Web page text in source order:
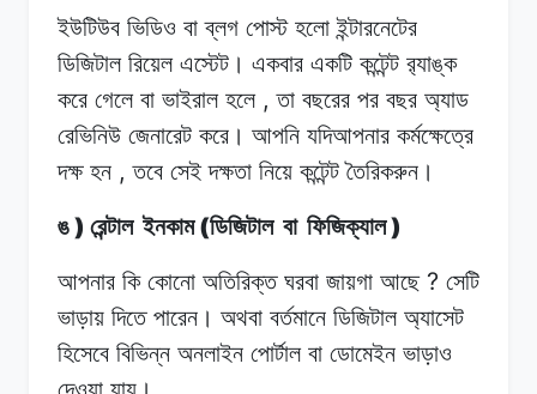
ইউটিউব ভিডিও বা ব্লগ পোস্ট হলো ইন্টারনেটের
ডিজিটাল রিয়েল এস্টেট। একবার একটি কন্টেন্ট র‍্যাঙ্ক
করে গেলে বা ভাইরাল হলে,তা বছরের পর বছর অ্যাড
রেভিনিউ জেনারেট করে। আপনি যদিআপনার কর্মক্ষেত্রে
দক্ষ হন ,তবে সেই দক্ষতা নিয়ে কন্টেন্ট তৈরিকরুন।
ঙ) রেন্টাল ইনকাম(ডিজিটাল বা ফিজিক্যাল)
আপনার কি কোনো অতিরিক্ত ঘরবা জায়গা আছে? সেটি
ভাড়ায় দিতে পারেন। অথবা বর্তমানে ডিজিটাল অ্যাসেট
হিসেবে বিভিন্ন অনলাইন পোর্টাল বা ডোমেইন ভাড়াও
দেওয়া যায়।